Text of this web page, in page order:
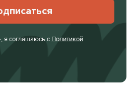
я соглашаюсь с Политикой